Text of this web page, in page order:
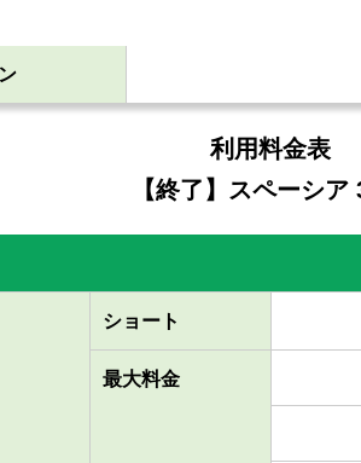
利用料金表
【終了】スペーシア
ショート
最大料金